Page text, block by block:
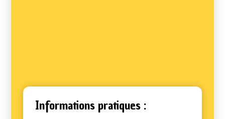
Informations pratiques :